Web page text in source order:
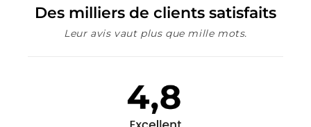
Des milliers de clients satisfaits
Leur avis vaut plus que mille mots.